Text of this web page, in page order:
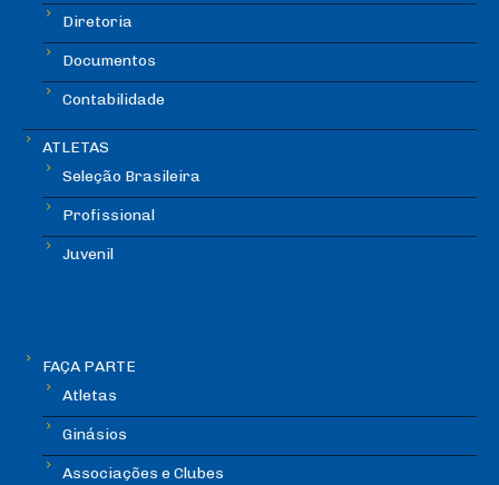
Diretoria
Documentos
Contabilidade
ATLETAS
Seleção Brasileira
Profissional
Juvenil
FAÇA PARTE
Atletas
Ginásios
Associações e Clubes